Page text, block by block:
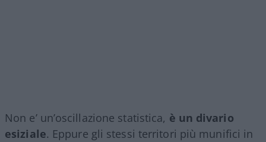
Non e’ un’oscillazione statistica, è un divario
esiziale. Eppure gli stessi territori più munifici in